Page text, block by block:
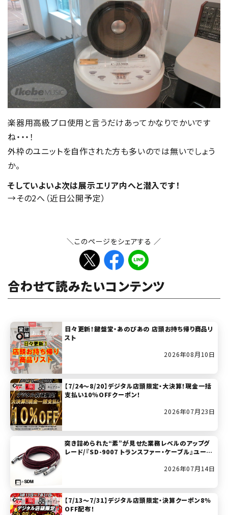
楽器用高級プロ使用と言うだけあってかなりでかいです
ね・・・！
外枠のユニットを自作された方も多いのでは無いでしょう
か。
そしていよいよ次は展示エリア内へと潜入です！
→その2へ（近日公開予定）
＼このページをシェアする ／
合わせて読みたいコンテンツ
日々更新！鍵盤堂・あのぴあの 店頭お持ち帰り商品リ
スト
2026年08月10日
【7/24～8/20】デジタル店頭限定・大決算！現金一括
支払い10％OFFクーポン！
2026年07月23日
突き詰められた“素”が見せた業務レベルのアップグ
レード/『SD-9007 トランスファー・ケーブル』ユーザ
2026年07月14日
【7/13～7/31】デジタル店頭限定・決算クーポン8％
OFF配布！